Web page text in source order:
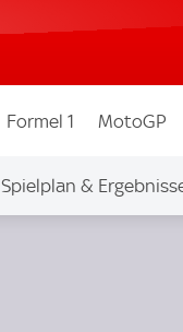
Formel 1 MotoGP
Spielplan &